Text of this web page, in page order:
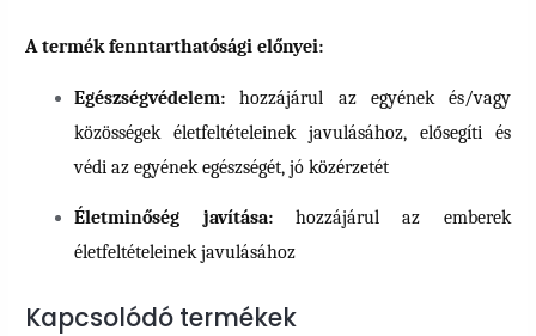
A termék fenntarthatósági előnyei:
Egészségvédelem: hozzájárul az egyének és/vagy
közösségek életfeltételeinek javulásához, elősegíti és
védi az egyének egészségét, jó közérzetét
Életminőség javítása:hozzájárul az emberek
életfeltételeinek javulásához
Kapcsolódó termékek